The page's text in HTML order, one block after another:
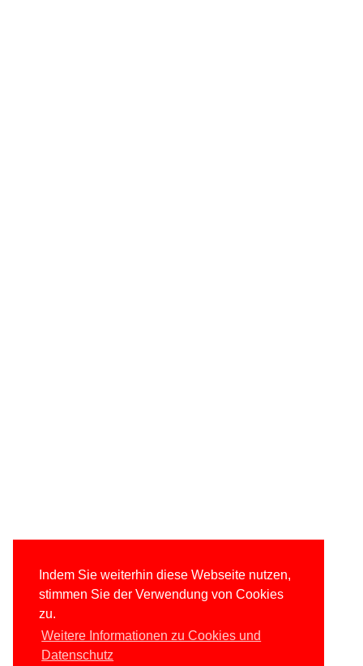
Indem Sie weiterhin diese Webseite nutzen,
stimmen Sie der Verwendung von Cookies
zu.
Weitere Informationen zu Cookies und
Datenschutz